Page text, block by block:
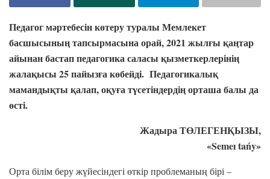
Педагог мәртебесін көтеру туралы Мемлекет
басшысының тапсырмасына орай, 2021 жылғы қаңтар
айынан бастап педагогика саласы қызметкерлерінің
жалақысы 25 пайызға көбейді. Педагогикалық
мамандықты қалап, оқуға түсетіндердің орташа балы да
өсті.
Жадыра ТӨЛЕГЕНҚЫЗЫ,
«Semeı tańy»
Орта білім беру жүйесіндегі өткір проблеманың бірі –